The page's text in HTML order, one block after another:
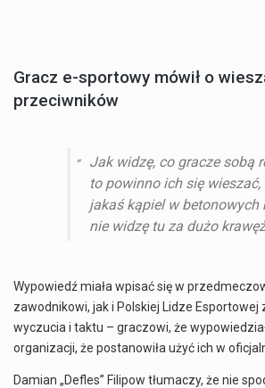
Gracz e-sportowy mówił o
przeciwników
Jak widzę, co gracze sobą
to powinno ich się
jakaś kąpiel w betonowych
nie widzę tu za dużo
Wypowiedź miała wpisać się w
zawodnikowi, jak i Polskiej Lidze Esportowej
wyczucia i taktu – graczowi, że
organizacji, że postanowiła użyć ich w
Damian „Defles” Filipow tłumaczy, że nie